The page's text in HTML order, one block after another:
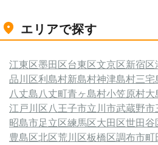
エリアで探す
江東区墨田区台東区文京区新宿区
品川区利島村新島村神津島村三宅
八丈島八丈町青ヶ島村小笠原村大
江戸川区八王子市立川市武蔵野市
昭島市足立区練馬区大田区世田谷
豊島区北区荒川区板橋区調布市町